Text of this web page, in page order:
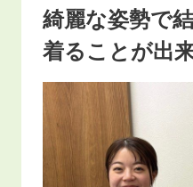
綺麗な姿勢で
着ることが出